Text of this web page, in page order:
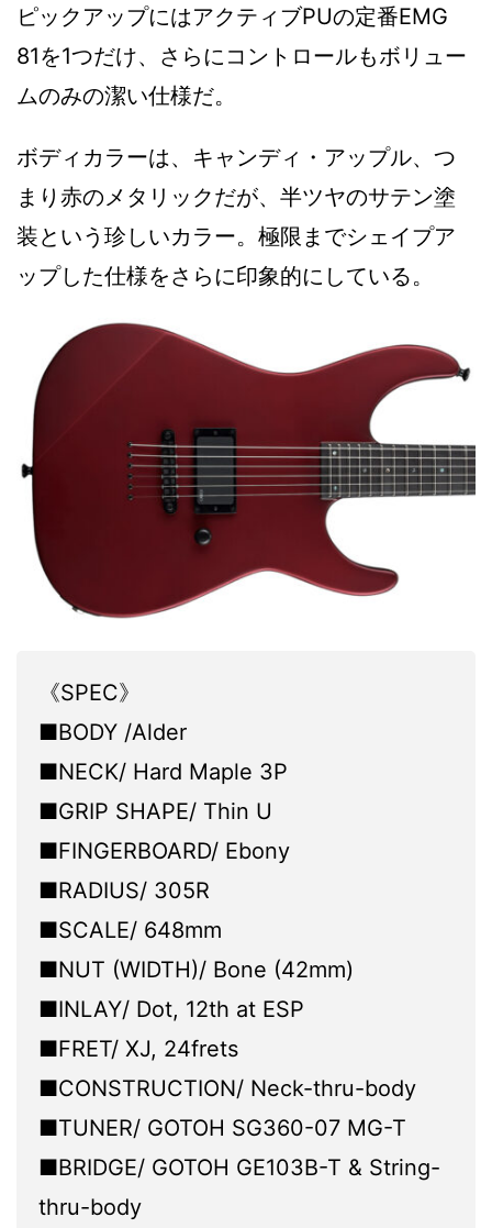
ピックアップにはアクティブPUの定番EMG
81を1つだけ、さらにコントロールもボリュー
ムのみの潔い仕様だ。
ボディカラーは、キャンディ・アップル、つ
まり赤のメタリックだが、半ツヤのサテン塗
装という珍しいカラー。極限までシェイプア
ップした仕様をさらに印象的にしている。
《SPEC》
■BODY /Alder
■NECK/ Hard Maple 3P
■GRIP SHAPE/ Thin U
■FINGERBOARD/ Ebony
■RADIUS/ 305R
■SCALE/ 648mm
■NUT (WIDTH)/ Bone (42mm)
■INLAY/ Dot, 12th at ESP
■FRET/ XJ, 24frets
■CONSTRUCTION/ Neck-thru-body
■TUNER/ GOTOH SG360-07 MG-T
■BRIDGE/ GOTOH GE103B-T & String-
thru-body